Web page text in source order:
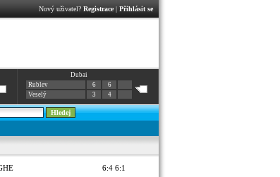
Nový uživatel? Registrace| Přihlásit se
Dubai
Rublev
6
6
Veselý
3 4
6:4 6:1